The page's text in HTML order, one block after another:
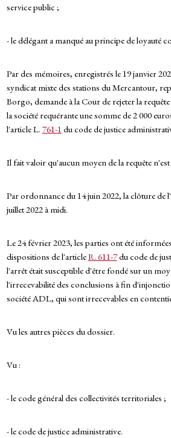
service public ;
- le délégant a manqué au principe de loyauté
Par des mémoires, enregistrés le 19 janvier
syndicat mixte des stations du Mercantour,
Borgo, demande à la Cour de rejeter la
la société requérante une somme de 2 000
l'article L. 761-1 du code de justice
Il fait valoir qu'aucun moyen de la requête
Par ordonnance du 14 juin 2022, la clôture de
juillet 2022 à midi.
Le 24 février 2023, les parties ont été
dispositions de l'articleR. 611-7du code de
l'arrêt était susceptible d'être fondé sur un
l'irrecevabilité des conclusions à fin
société ADL, qui sont irrecevables en
Vu les autres pièces du dossier.
Vu :
- le code général des collectivités territoriales ;
- le code de justice administrative.